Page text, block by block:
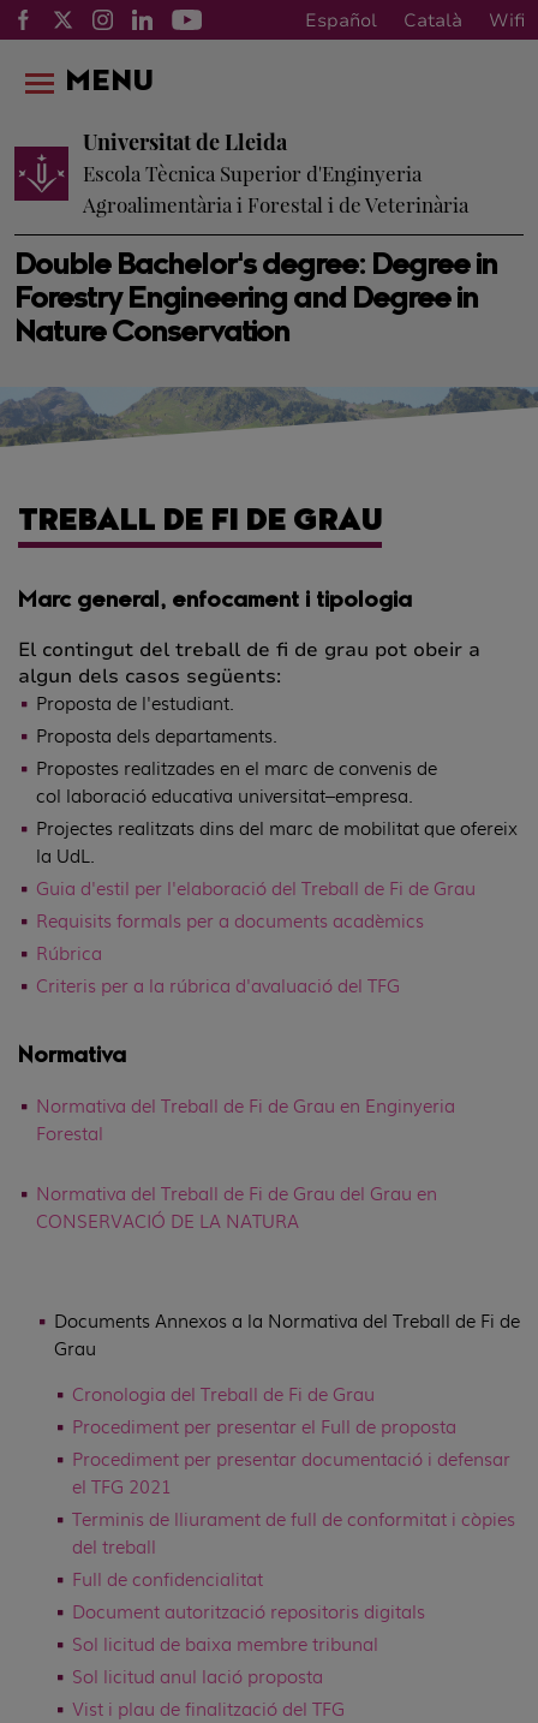
Español Català Wifi
Double Bachelor's degree: Degree in
Forestry Engineering and Degree in
Nature Conservation
Universitat de Lleida
Escola Tècnica Superior d'Enginyeria
Agroalimentària i Forestal i de Veterinària
MENU
TREBALL DE FI DE GRAU
Marc general, enfocament i tipologia
El contingut del treball de fi de grau pot obeir a
algun dels casos següents:
Proposta de l'estudiant.
Proposta dels departaments.
Propostes realitzades en el marc de convenis de
col·laboració educativa universitat–empresa.
Projectes realitzats dins del marc de mobilitat que ofereix
la UdL.
Guia d'estil per l'elaboració del Treball de Fi de Grau
Requisits formals per a documents acadèmics
Rúbrica
Criteris per a la rúbrica d'avaluació del TFG
Normativa
Normativa del Treball de Fi de Grau en Enginyeria
Forestal
Normativa del Treball de Fi de Grau del Grau en
CONSERVACIÓ DE LA NATURA
Documents Annexos a la Normativa del Treball de Fi de
Grau
Cronologia del Treball de Fi de Grau
Procediment per presentar el Full de proposta
Procediment per presentar documentació i defensar
el TFG 2021
Terminis de lliurament de full de conformitat i còpies
del treball
Full de confidencialitat
Document autorització repositoris digitals
Sol·licitud de baixa membre tribunal
Sol·licitud anul·lació proposta
Vist i plau de finalització del TFG